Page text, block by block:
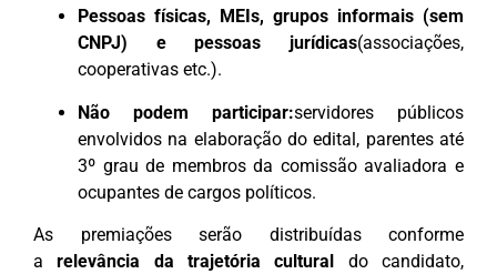
Pessoas físicas, MEIs, grupos informais (sem
CNPJ) e pessoas jurídicas(associações,
cooperativas etc.).
Não podem participar:servidores públicos
envolvidos na elaboração do edital, parentes até
3º grau de membros da comissão avaliadora e
ocupantes de cargos políticos.
As premiações serão distribuídas conforme
arelevância da trajetória cultural do candidato,